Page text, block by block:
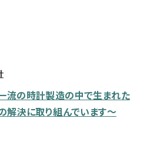
の時計製造の中で生まれた
決に取り組んでいます～